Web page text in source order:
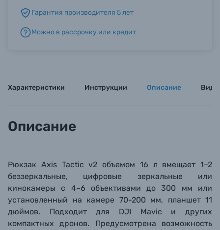
Б/У фототехника (Комиссионные товары)
Гарантия производителя 5 лет
Можно в рассрочку или кредит
Характеристики Инструкции Описание
Описание
Рюкзак Axis Tactic v2 объемом 16 л вмещает 1–2
беззеркальные, цифровые зеркальные или
кинокамеры с 4–6 объективами до 300 мм или
установленный на камере 70-200 мм, планшет 11
дюймов. Подходит для DJI Mavic и других
компактных дронов. Предусмотрена возможность